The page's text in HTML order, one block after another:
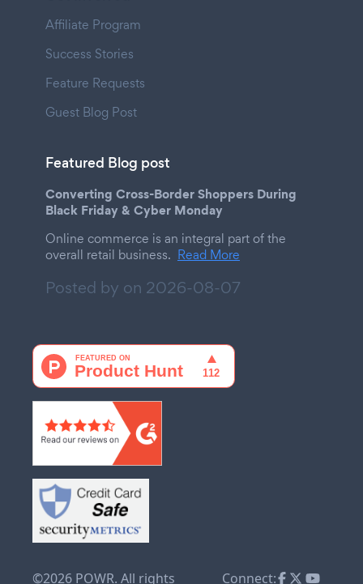
Affiliate Program
Success Stories
Feature Requests
Guest Blog Post
Featured Blog post
Converting Cross-Border Shoppers During
Black Friday & Cyber Monday
Online commerce is an integral part of the
overall retail business. Read More
Posted by on 2026-08-07
©2026 POWR. All rights Connect: